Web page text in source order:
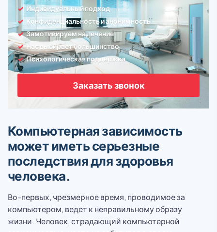
Индивидуальный подход
Конфиденциальность и анонимность
Замотивируем на лечение
Нас выбирает большинство
Психологическая поддержка
Заказать звонок
Компьютерная зависимость
может иметь серьезные
последствия для здоровья
человека.
Во-первых, чрезмерное время, проводимое за
компьютером, ведет к неправильному образу
жизни. Человек, страдающий компьютерной